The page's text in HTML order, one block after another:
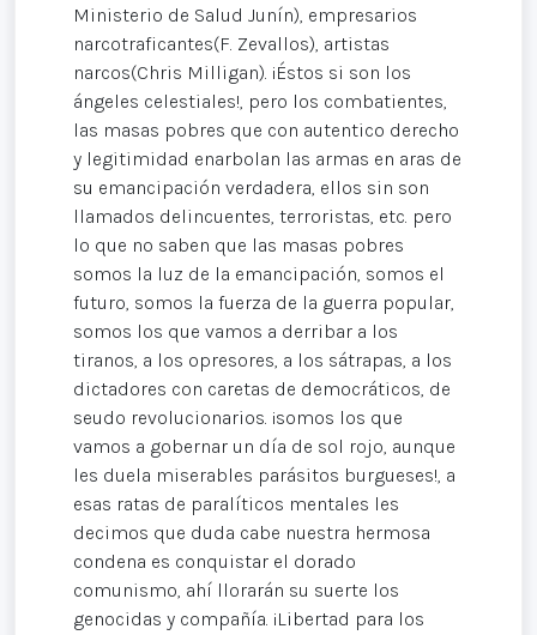
Ministerio de Salud Junín), empresarios
narcotraficantes(F. Zevallos), artistas
narcos(Chris Milligan). ¡Éstos si son los
ángeles celestiales!, pero los combatientes,
las masas pobres que con autentico derecho
y legitimidad enarbolan las armas en aras de
su emancipación verdadera, ellos sin son
llamados delincuentes, terroristas, etc. pero
lo que no saben que las masas pobres
somos la luz de la emancipación, somos el
futuro, somos la fuerza de la guerra popular,
somos los que vamos a derribar a los
tiranos, a los opresores, a los sátrapas, a los
dictadores con caretas de democráticos, de
seudo revolucionarios. ¡somos los que
vamos a gobernar un día de sol rojo, aunque
les duela miserables parásitos burgueses!, a
esas ratas de paralíticos mentales les
decimos que duda cabe nuestra hermosa
condena es conquistar el dorado
comunismo, ahí llorarán su suerte los
genocidas y compañía. ¡Libertad para los